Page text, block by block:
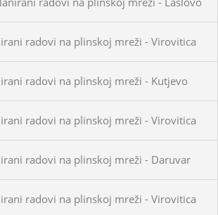
radovi na plinskoj mreži - Virovitica
radovi na plinskoj mreži - Kutjevo
radovi na plinskoj mreži - Virovitica
radovi na plinskoj mreži - Daruvar
radovi na plinskoj mreži - Virovitica